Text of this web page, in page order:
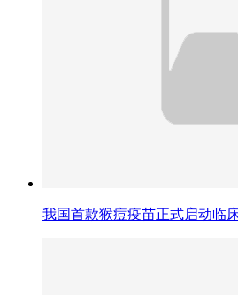
我国首款猴痘疫苗正式启动临